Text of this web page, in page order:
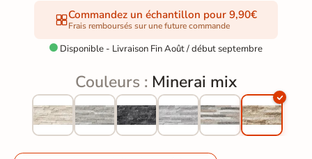
Commandez un échantillon pour 9,90€
Frais remboursés sur une future commande
 Disponible - Livraison Fin Août / début septembre
Couleurs : Minerai mix